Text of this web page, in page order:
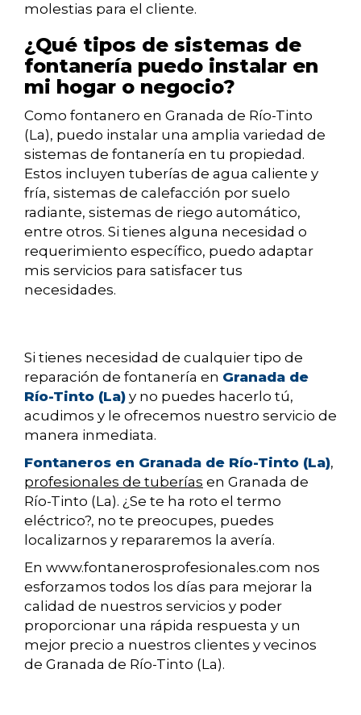
molestias para el cliente.
¿Qué tipos de sistemas de
fontanería puedo instalar en
mi hogar o negocio?
Como fontanero en Granada de Río-Tinto
(La), puedo instalar una amplia variedad de
sistemas de fontanería en tu propiedad.
Estos incluyen tuberías de agua caliente y
fría, sistemas de calefacción por suelo
radiante, sistemas de riego automático,
entre otros. Si tienes alguna necesidad o
requerimiento específico, puedo adaptar
mis servicios para satisfacer tus
necesidades.
Si tienes necesidad de cualquier tipo de
reparación de fontanería en Granada de
Río-Tinto (La) y no puedes hacerlo tú,
acudimos y le ofrecemos nuestro servicio de
manera inmediata.
Fontaneros en Granada de Río-Tinto (La),
profesionales de tuberías en Granada de
Río-Tinto (La). ¿Se te ha roto el termo
eléctrico?, no te preocupes, puedes
localizarnos y repararemos la avería.
En www.fontanerosprofesionales.com nos
esforzamos todos los días para mejorar la
calidad de nuestros servicios y poder
proporcionar una rápida respuesta y un
mejor precio a nuestros clientes y vecinos
de Granada de Río-Tinto (La).